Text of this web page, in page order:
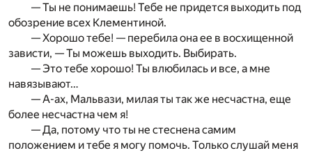
— Ты не понимаешь! Тебе не придется выходить под
обозрение всех Клементиной.
— Хорошо тебе! — перебила она ее в восхищенной
зависти, — Ты можешь выходить. Выбирать.
— Это тебе хорошо! Ты влюбилась и все, а мне
навязывают…
— А-ах, Мальвази, милая ты так же несчастна, еще
более несчастна чем я!
— Да, потому что ты не стеснена самим
положением и тебе я могу помочь. Только слушай меня